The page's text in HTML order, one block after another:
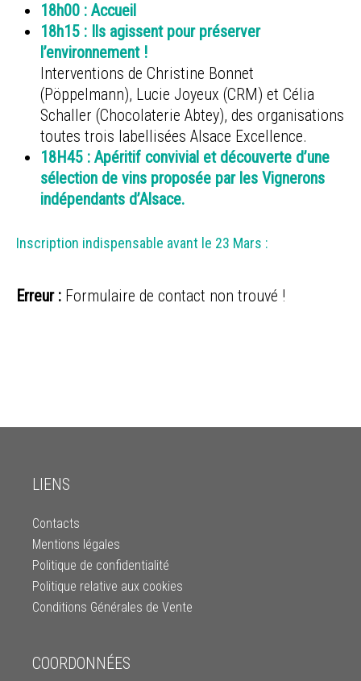
18h00 : Accueil
18h15 : Ils agissent pour préserver
l’environnement !
Interventions de Christine Bonnet
(Pöppelmann), Lucie Joyeux (CRM) et Célia
Schaller (Chocolaterie Abtey), des organisations
toutes trois labellisées Alsace Excellence.
18H45 : Apéritif convivial et découverte d’une
sélection de vins proposée par les Vignerons
indépendants d’Alsace.
Inscription indispensable avant le 23 Mars :
Erreur : Formulaire de contact non trouvé !
LIENS
Contacts
Mentions légales
Politique de confidentialité
Politique relative aux cookies
Conditions Générales de Vente
COORDONNÉES